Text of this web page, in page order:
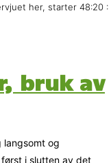
her, starter 48:20 :
bruk av
langsomt og
i slutten av det